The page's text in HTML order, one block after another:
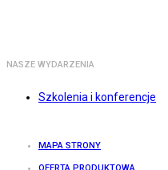
NASZE WYDARZENIA
Szkolenia i konferencje
MAPA STRONY